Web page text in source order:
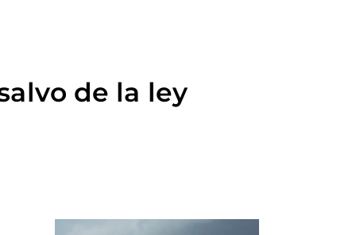
de la ley